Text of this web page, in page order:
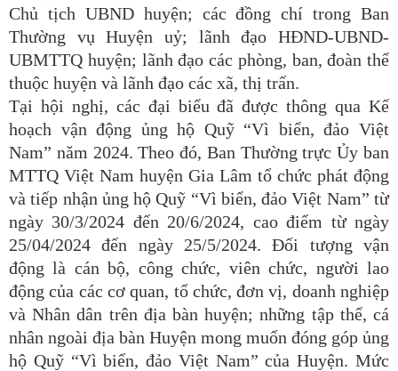
Chủ tịch UBND huyện; các đồng chí trong Ban
Thường vụ Huyện uỷ; lãnh đạo HĐND-UBND-
UBMTTQ huyện; lãnh đạo các phòng, ban, đoàn thể
thuộc huyện và lãnh đạo các xã, thị trấn.
Tại hội nghị, các đại biểu đã được thông qua Kế
hoạch vận động ủng hộ Quỹ “Vì biển, đảo Việt
Nam” năm 2024. Theo đó, Ban Thường trực Ủy ban
MTTQ Việt Nam huyện Gia Lâm tổ chức phát động
và tiếp nhận ủng hộ Quỹ “Vì biển, đảo Việt Nam” từ
ngày 30/3/2024 đến 20/6/2024, cao điểm từ ngày
25/04/2024 đến ngày 25/5/2024. Đối tượng vận
động là cán bộ, công chức, viên chức, người lao
động của các cơ quan, tổ chức, đơn vị, doanh nghiệp
và Nhân dân trên địa bàn huyện; những tập thể, cá
nhân ngoài địa bàn Huyện mong muốn đóng góp ủng
hộ Quỹ “Vì biển, đảo Việt Nam” của Huyện. Mức